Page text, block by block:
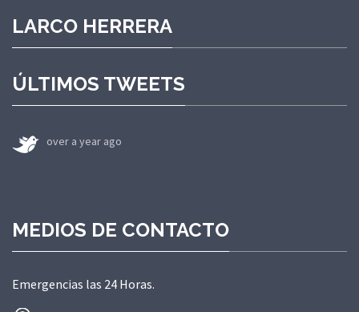
LARCO HERRERA
ÚLTIMOS TWEETS
over a year ago
MEDIOS DE CONTACTO
Emergencias las 24 Horas.